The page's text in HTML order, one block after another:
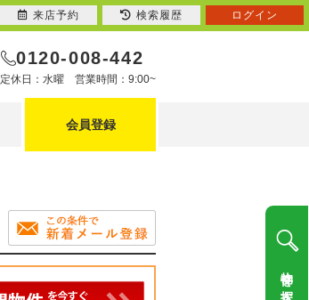
0120-008-442
定休日：水曜 営業時間：9:00~
会員登録
来店予約 検索履歴 ログイン
物件を探す